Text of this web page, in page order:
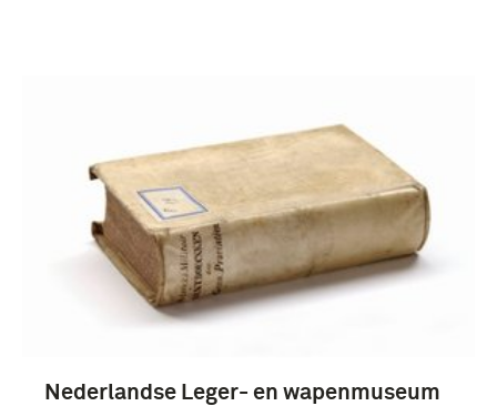
Nederlandse Leger- en wapenmuseum